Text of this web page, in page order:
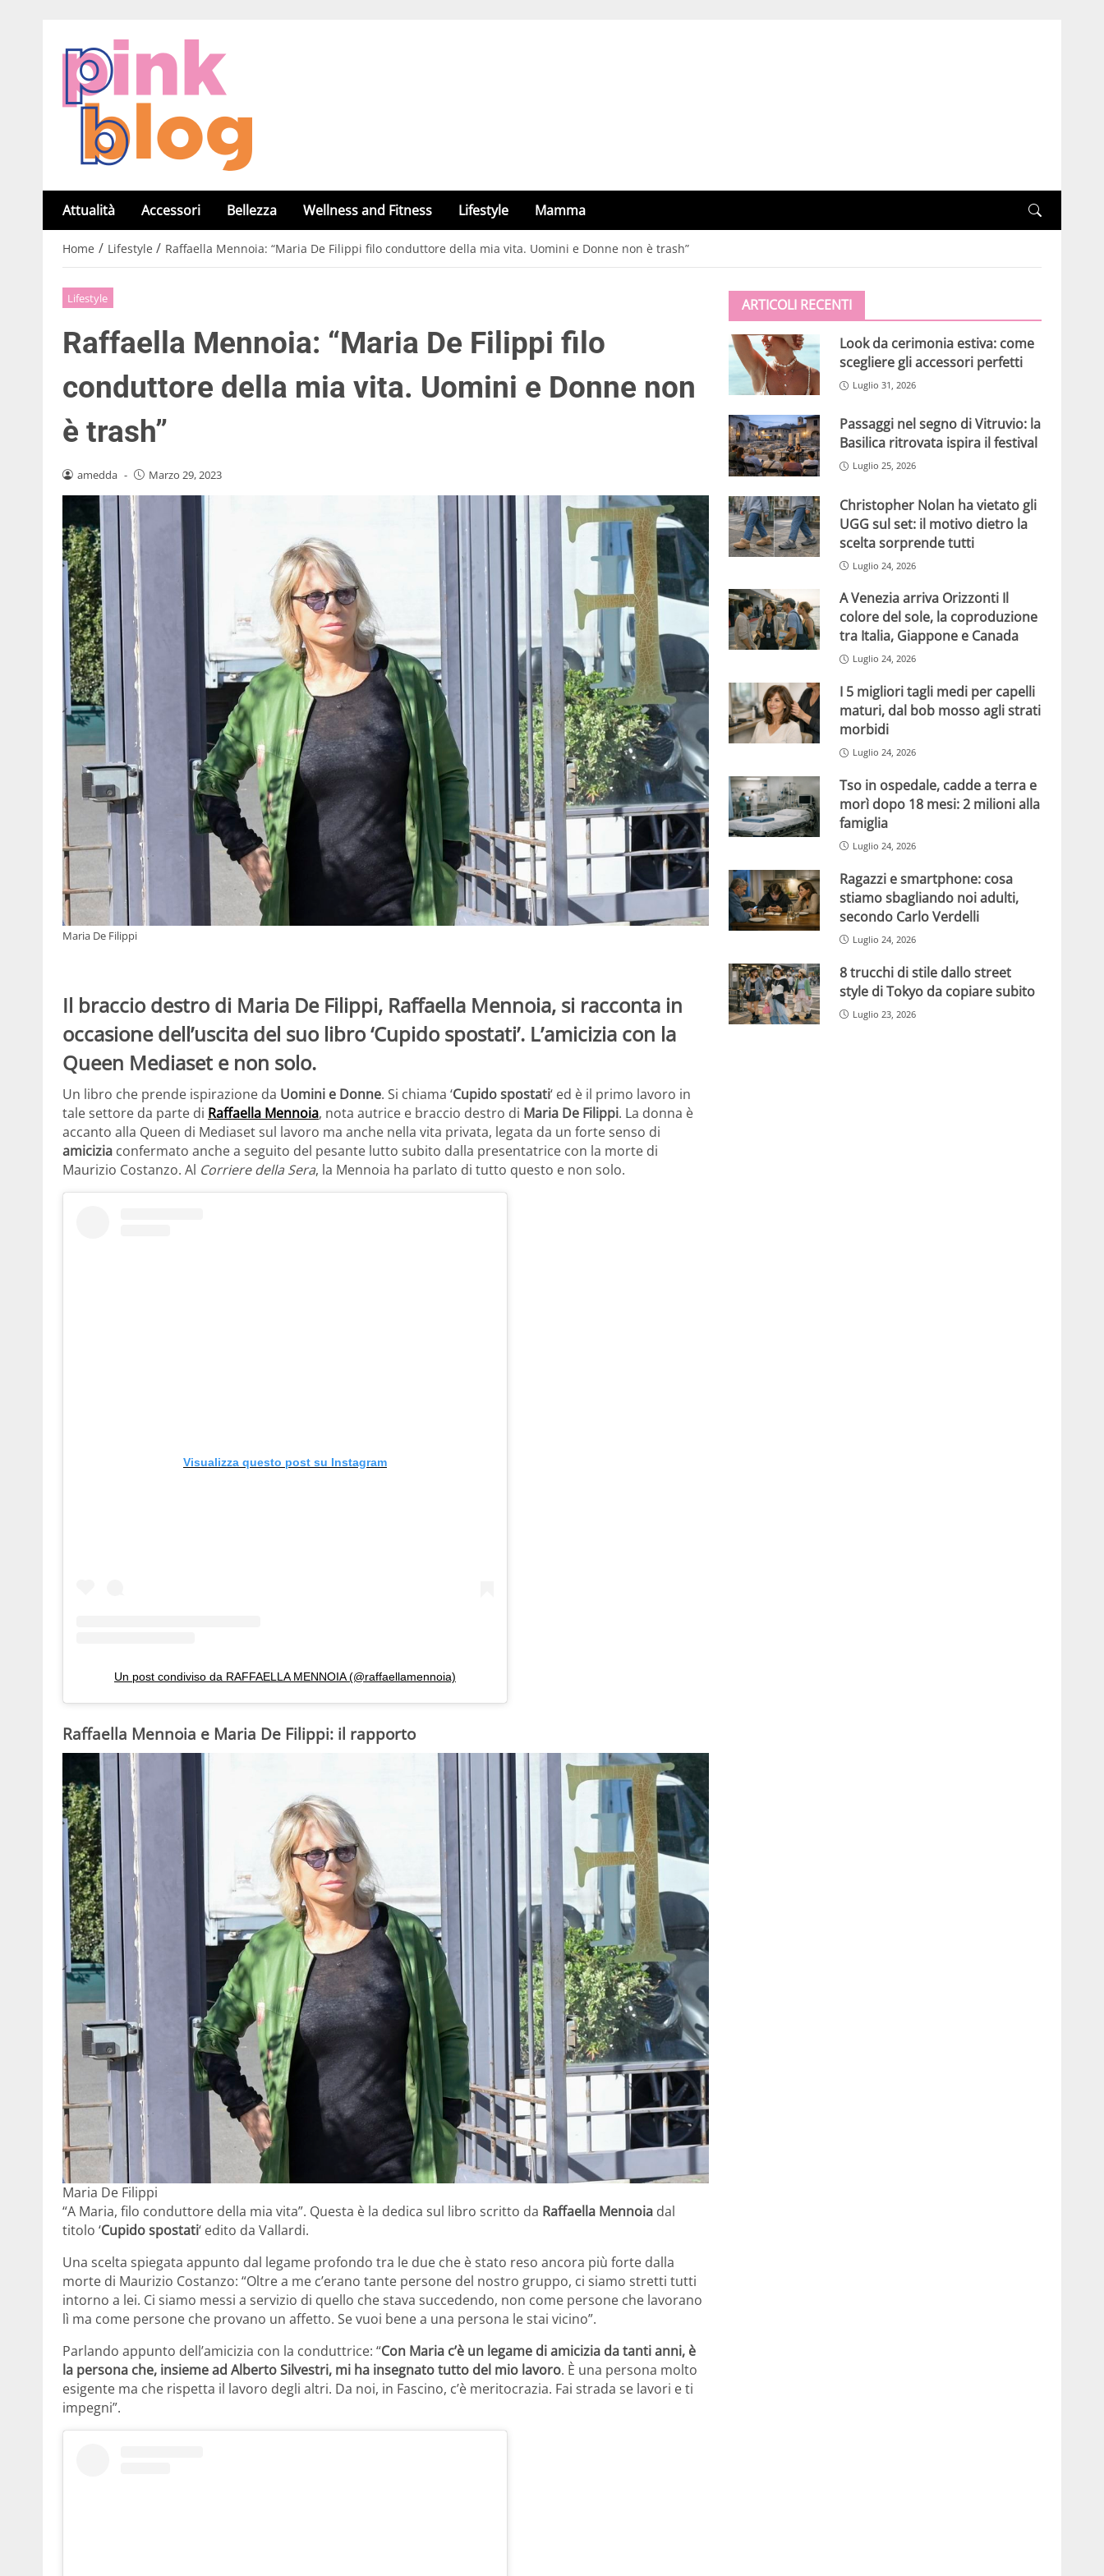
Attualità Accessori Bellezza Wellness and Fitness Lifestyle Mamma
Home / Lifestyle / Raffaella Mennoia: “Maria De Filippi filo conduttore della mia vita. Uomini e Donne non è trash”
Lifestyle
Raffaella Mennoia: “Maria De Filippi filo
conduttore della mia vita. Uomini e Donne non
è trash”
amedda - Marzo 29, 2023
Maria De Filippi
Il braccio destro di Maria De Filippi, Raffaella Mennoia, si racconta in
occasione dell’uscita del suo libro ‘Cupido spostati’. L’amicizia con la
Queen Mediaset e non solo.
Un libro che prende ispirazione da Uomini e Donne. Si chiama ‘Cupido spostati‘ ed è il primo lavoro in
tale settore da parte di Raffaella Mennoia, nota autrice e braccio destro di Maria De Filippi. La donna è
accanto alla Queen di Mediaset sul lavoro ma anche nella vita privata, legata da un forte senso di
amicizia confermato anche a seguito del pesante lutto subito dalla presentatrice con la morte di
Maurizio Costanzo. Al Corriere della Sera, la Mennoia ha parlato di tutto questo e non solo.
Visualizza questo post su Instagram
Un post condiviso da RAFFAELLA MENNOIA (@raffaellamennoia)
Raffaella Mennoia e Maria De Filippi: il rapporto
Maria De Filippi
“A Maria, filo conduttore della mia vita”. Questa è la dedica sul libro scritto da Raffaella Mennoia dal
titolo ‘Cupido spostati‘ edito da Vallardi.
Una scelta spiegata appunto dal legame profondo tra le due che è stato reso ancora più forte dalla
morte di Maurizio Costanzo: “Oltre a me c’erano tante persone del nostro gruppo, ci siamo stretti tutti
intorno a lei. Ci siamo messi a servizio di quello che stava succedendo, non come persone che lavorano
lì ma come persone che provano un affetto. Se vuoi bene a una persona le stai vicino”.
Parlando appunto dell’amicizia con la conduttrice: “Con Maria c’è un legame di amicizia da tanti anni, è
la persona che, insieme ad Alberto Silvestri, mi ha insegnato tutto del mio lavoro. È una persona molto
esigente ma che rispetta il lavoro degli altri. Da noi, in Fascino, c’è meritocrazia. Fai strada se lavori e ti
impegni”.
ARTICOLI RECENTI
Look da cerimonia estiva: come
scegliere gli accessori perfetti
Luglio 31, 2026
Passaggi nel segno di Vitruvio: la
Basilica ritrovata ispira il festival
Luglio 25, 2026
Christopher Nolan ha vietato gli
UGG sul set: il motivo dietro la
scelta sorprende tutti
Luglio 24, 2026
A Venezia arriva Orizzonti Il
colore del sole, la coproduzione
tra Italia, Giappone e Canada
Luglio 24, 2026
I 5 migliori tagli medi per capelli
maturi, dal bob mosso agli strati
morbidi
Luglio 24, 2026
Tso in ospedale, cadde a terra e
morì dopo 18 mesi: 2 milioni alla
famiglia
Luglio 24, 2026
Ragazzi e smartphone: cosa
stiamo sbagliando noi adulti,
secondo Carlo Verdelli
Luglio 24, 2026
8 trucchi di stile dallo street
style di Tokyo da copiare subito
Luglio 23, 2026